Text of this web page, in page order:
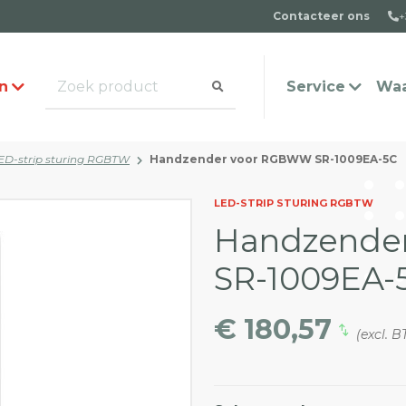
Contacteer ons
Service
Veel gestelde vragen
Contact
strip sturing RGBTW Handzender voor RGBWW SR-1009EA-5C
LED-STRIP STURING RGBTW
SR-1009EA-
€ 180,57 (excl.